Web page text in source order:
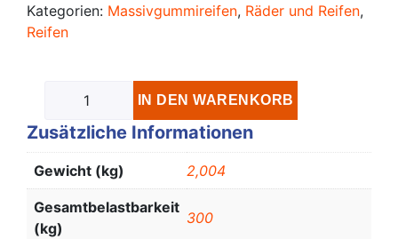
Kategorien: Massivgummireifen, Räder und Reifen,
Reifen
IN DEN WARENKORB
Zusätzliche Informationen
Gewicht (kg) 2,004
Gesamtbelastbarkeit
(kg)
300